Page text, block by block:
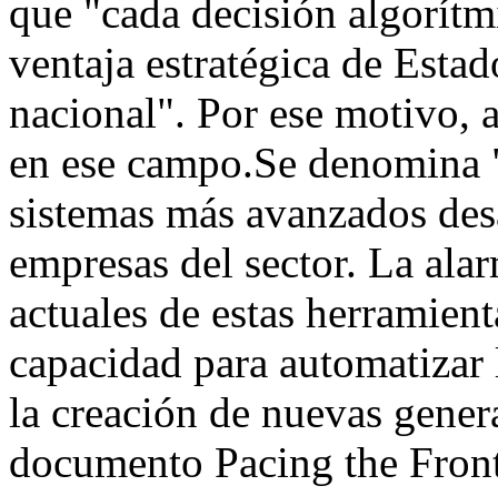
que "cada decisión
ventaja estratégica de
nacional". Por ese motivo,
en ese campo.Se
sistemas más avanzados
empresas del sector. La
actuales de estas
capacidad para
la creación de nuevas
documento Pacing the